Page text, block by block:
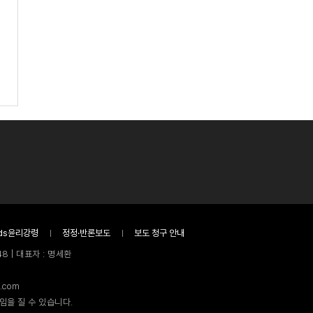
윤리강령 정정·반론보도
보도 청구 안내
| 대표자 : 명세환
을 질 수 있습니다.